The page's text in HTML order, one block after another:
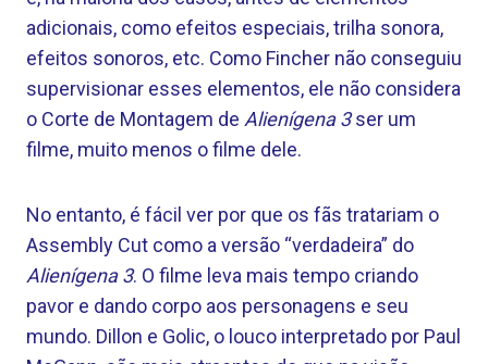
adicionais, como efeitos especiais, trilha sonora,
efeitos sonoros, etc. Como Fincher não conseguiu
supervisionar esses elementos, ele não considera
o Corte de Montagem de Alienígena 3ser um
filme, muito menos o filme dele.
No entanto, é fácil ver por que os fãs tratariam o
Assembly Cut como a versão “verdadeira” do
Alienígena 3. O filme leva mais tempo criando
pavor e dando corpo aos personagens e seu
mundo. Dillon e Golic, o louco interpretado por Paul